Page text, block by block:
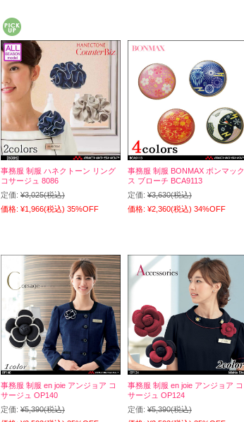
事務服 制服 ハネクトーン リング
コサージュ 8086
定価: ¥3,025(税込)
価格: ¥1,966(税込) 35%OFF
事務服 制服 BONMAX ボンマック
ス ブローチ BCA9113
定価: ¥3,630(税込)
価格: ¥2,360(税込) 34%OFF
事務服 制服 en joie アンジョア コ
サージュ OP140
定価: ¥5,390(税込)
事務服 制服 en joie アンジョア コ
サージュ OP124
定価: ¥5,390(税込)